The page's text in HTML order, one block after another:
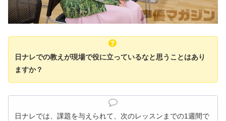
日ナレでの教えが現場で役に立っているなと思うことはあり
ますか？
日ナレでは、課題を与えられて、次のレッスンまでの1週間で